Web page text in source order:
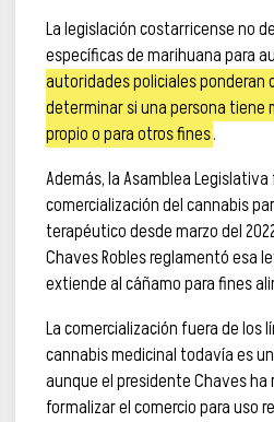
La legislación costarricense no
específicas de marihuana para
autoridades policiales ponderan
determinar si una persona tiene
propio o para otros fines.
Además, la Asamblea
comercialización del cannabis
terapéutico desde marzo del
Chaves Robles reglamentó esa
extiende al cáñamo para fines
La comercialización fuera de los
cannabis medicinal todavía es
aunque el presidente Chaves
formalizar el comercio para uso